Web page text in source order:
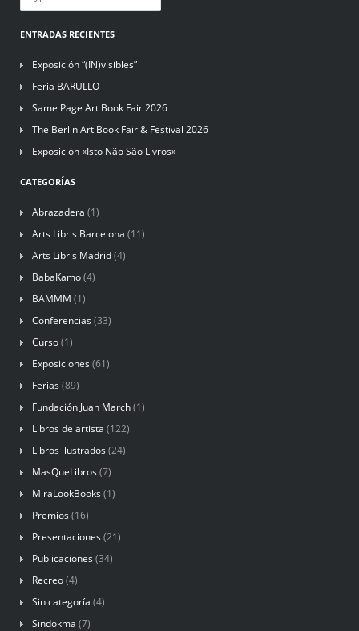
ENTRADAS RECIENTES
Exposición “(IN)visibles”
Feria BARULLO
Same Page Art Book Fair 2026
The Berlin Art Book Fair & Festival 2026
Exposición «Isto Não São Livros»
CATEGORÍAS
Abrazadera (1)
Arts Libris Barcelona (11)
Arts Libris Madrid(4)
BabaKamo(4)
BAMMM (1)
Conferencias (33)
Curso(1)
Exposiciones (61)
Ferias (89)
Fundación Juan March(1)
Libros de artista (122)
Libros ilustrados (24)
MasQueLibros (7)
MiraLookBooks (1)
Premios (16)
Presentaciones (21)
Publicaciones (34)
Recreo(4)
Sin categoría (4)
Sindokma (7)